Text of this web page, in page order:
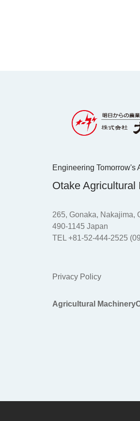
Engineering Tomorrow's
Otake Agricultural
265, Gonaka, Nakajima,
490-1145 Japan
TEL +81-52-444-2525
Privacy Policy
Agricultural Machinery